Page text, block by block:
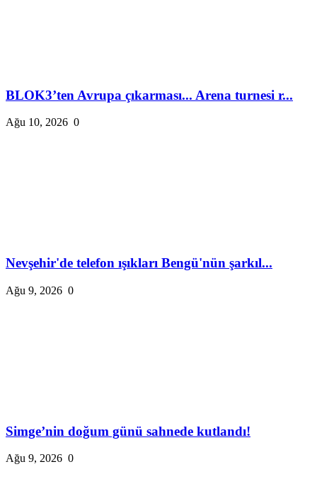
BLOK3’ten Avrupa çıkarması... Arena turnesi r...
Ağu 10, 2026 0
Nevşehir'de telefon ışıkları Bengü'nün şarkıl...
Ağu 9, 2026 0
Simge’nin doğum günü sahnede kutlandı!
Ağu 9, 2026 0